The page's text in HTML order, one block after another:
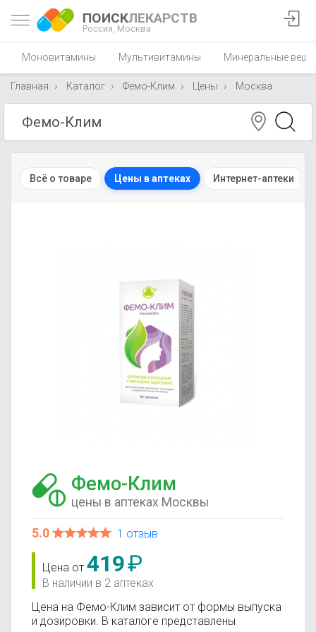
ПОИСКЛЕКАРСТВ
Россия, Москва
Моновитамины Мультивитамины Минеральные
Главная Каталог Фемо-Клим Цены Москва
Всё о товаре Цены в аптеках Интернет-аптеки
Фемо-Клим
цены в аптеках Москвы
5.0 1 отзыв
Цена от 419₽
В наличии в 2 аптеках
Цена на Фемо-Клим зависит от формы выпуска
и дозировки. В каталоге представлены